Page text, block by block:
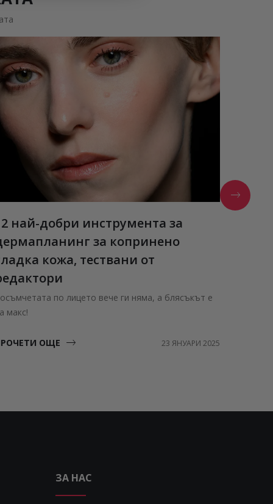
най-добри инструмента за
за копринено
кожа, тествани от
по лицето вече ги няма, а блясъкът е
макс!
ОЩЕ 23 ЯНУАРИ 2025
ЗА НАС